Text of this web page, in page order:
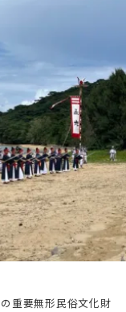
重要無形民俗文化財